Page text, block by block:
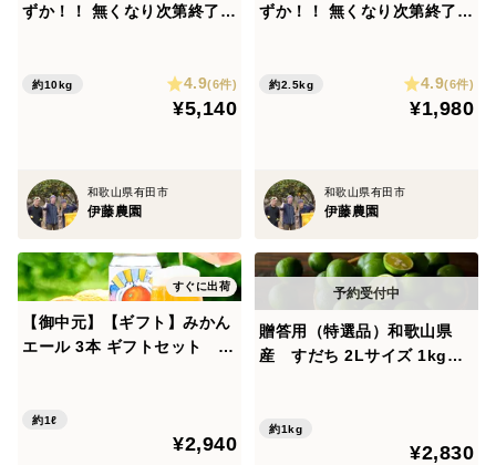
ずか！！ 無くなり次第終了】
ンジ【家庭用(訳あり)】[10k
約10kg 4.9(6件)
¥5,140
和歌山県有田市
伊藤農園
ずか！！ 無くなり次第終了】
ンジ【家庭用(訳あり)】[2.5k
約2.5kg 4.9(6件)
¥1,980
和歌山県有田市
伊藤農園
すぐに出荷
【御中元】【ギフト】みかん
エール 3本 ギフトセット ae
約1ℓ
¥2,940
贈答用（特選品）和歌山県
産 すだち 2Lサイズ 1kg
約1kg
¥2,830